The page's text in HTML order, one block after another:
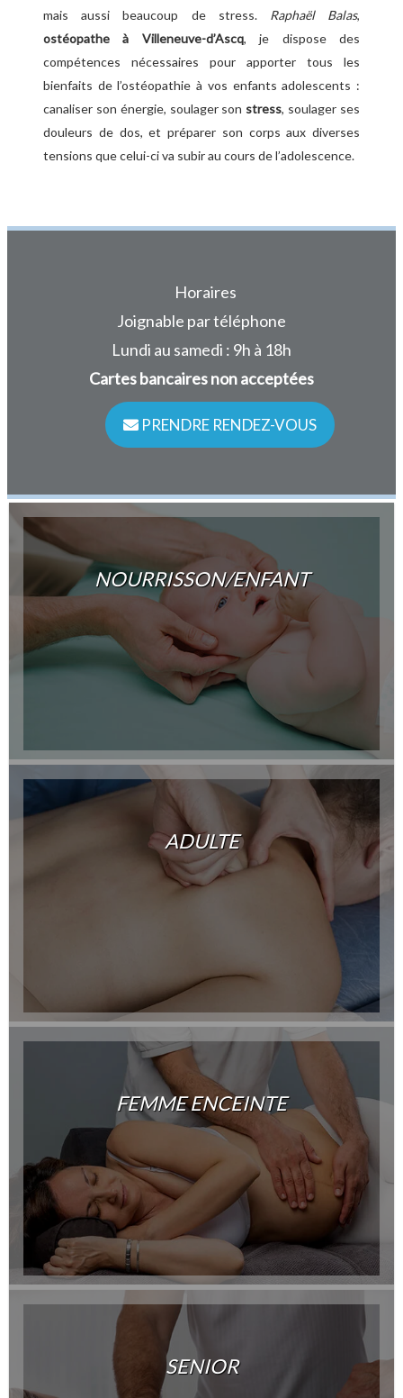
mais aussi beaucoup de stress. Raphaël Balas,
ostéopathe à Villeneuve-d’Ascq, je dispose des
compétences nécessaires pour apporter tous les
bienfaits de l’ostéopathie à vos enfants adolescents :
canaliser son énergie, soulager son stress, soulager ses
douleurs de dos, et préparer son corps aux diverses
tensions que celui-ci va subir au cours de l’adolescence.
Horaires
Joignable par téléphone
Lundi au samedi : 9h à 18h
Cartes bancaires non acceptées
PRENDRE RENDEZ-VOUS
NOURRISSON/ENFANT
ADULTE
FEMME ENCEINTE
SENIOR